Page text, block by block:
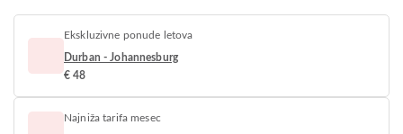
Ekskluzivne ponude letova
Durban - Johannesburg
€ 48
Najniža tarifa mesec